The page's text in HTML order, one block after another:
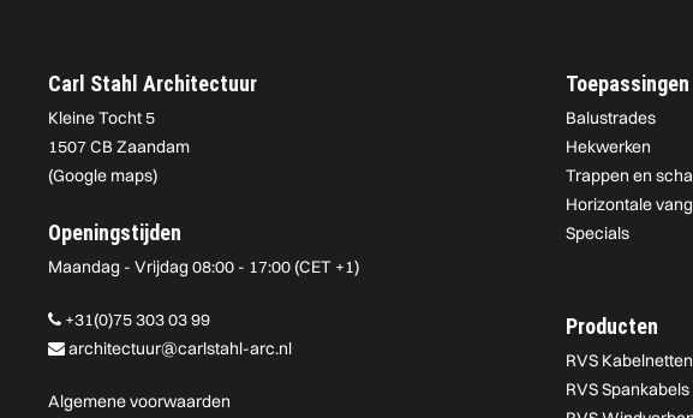
Carl Stahl Architectuur
Kleine Tocht 5
1507 CB Zaandam
(Google maps)
Openingstijden
Maandag - Vrijdag 08:00 - 17:00 (CET +1)
+31(0)75 303 03 99
architectuur@carlstahl-arc.nl
Algemene voorwaarden
Toepassingen
Balustrades
Hekwerken
Trappen en
Horizontale
Specials
Producten
RVS
RVS Spankabels